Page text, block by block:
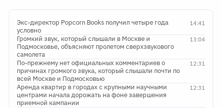
14:41
Экс-директор Popcorn Books получил четыре года
условно
13:04
Громкий звук, который слышали в Москве и
Подмосковье, объясняют пролетом сверхзвукового
самолета
12:31
По-прежнему нет официальных комментариев о
причинах громкого звука, который слышали почти по
всей Москве и Подмосковью
12:31
Аренда квартир в городах с крупными научными
центрами начала дорожать на фоне завершения
приемной кампании